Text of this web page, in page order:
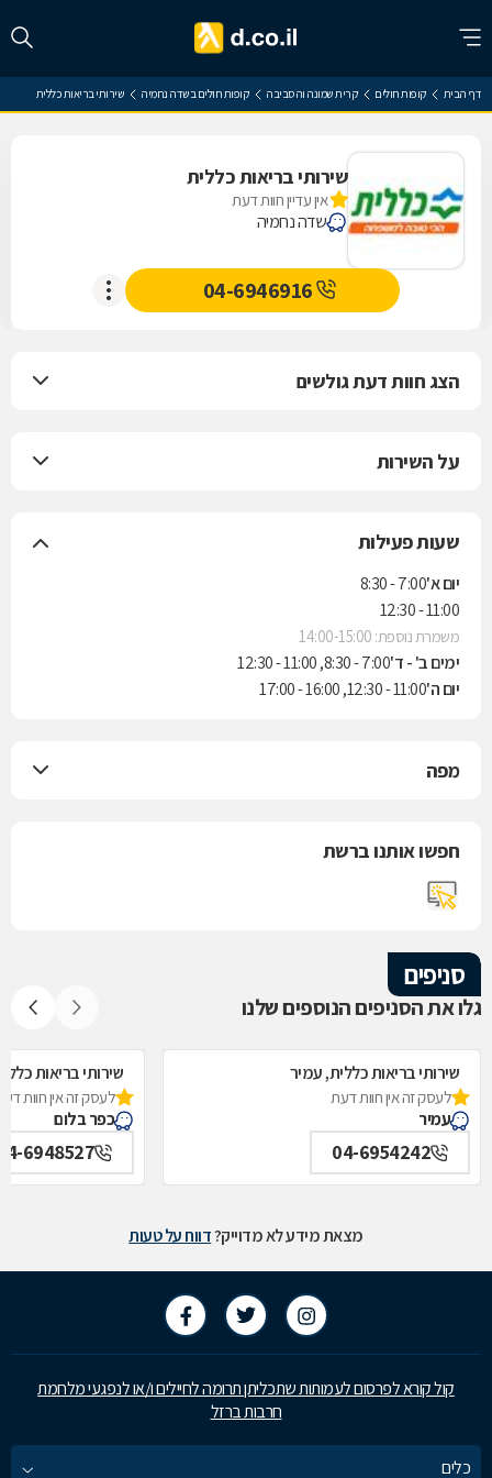
דף הבית קופות חולים קרית שמונה והסביבה קופות חולים בשדה נחמיה שירותי בריאות כללית
שירותי בריאות כללית
אין עדיין חוות דעת
שדה נחמיה
04-6946916
הצג חוות דעת גולשים
על השירות
שעות פעילות
יום א'7:00 - 8:30
11:00 - 12:30
משמרת נוספת: 14:00-15:00
ימים ב' - ד'7:00 - 8:30, 11:00 - 12:30
יום ה'11:00 - 12:30, 16:00 - 17:00
מפה
חפשו אותנו ברשת
סניפים
גלו את הסניפים הנוספים שלנו
שירותי בריאות כללית, עמיר
לעסק זה אין חוות דעת
עמיר
04-6954242
שירותי בריאות
לעסק זה אין חוות
כפר בלום
6948527
מצאת מידע לא מדוייק?דווח על טעות
קול קורא לפרסום לעמותות שתכליתן תרומה לחיילים ו/או לנפגעי מלחמת
חרבות ברזל
כלים